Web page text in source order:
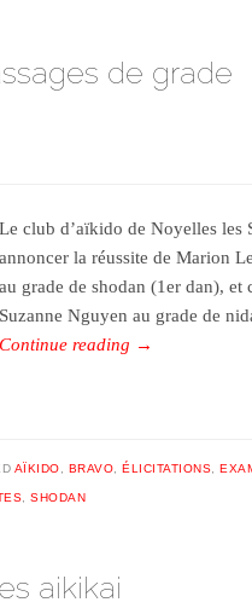
de grade
Le club d’aïkido de Noyelles les
annoncer la réussite de Marion
au grade de shodan (1er dan),
Suzanne Nguyen au grade de
Continue reading →
AÏKIDO BRAVO ,ÉLICITATIONS ,
,SHODAN
aikikai